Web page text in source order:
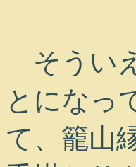
そうい
とになっ
て、籠山